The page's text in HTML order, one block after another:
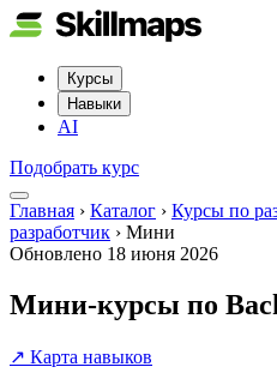
Курсы
Навыки
AI
Подобрать курс
Главная › Каталог › Курсы по
разработчик › Мини
Обновлено 18 июня 2026
Мини-курсы по
↗ Карта навыков